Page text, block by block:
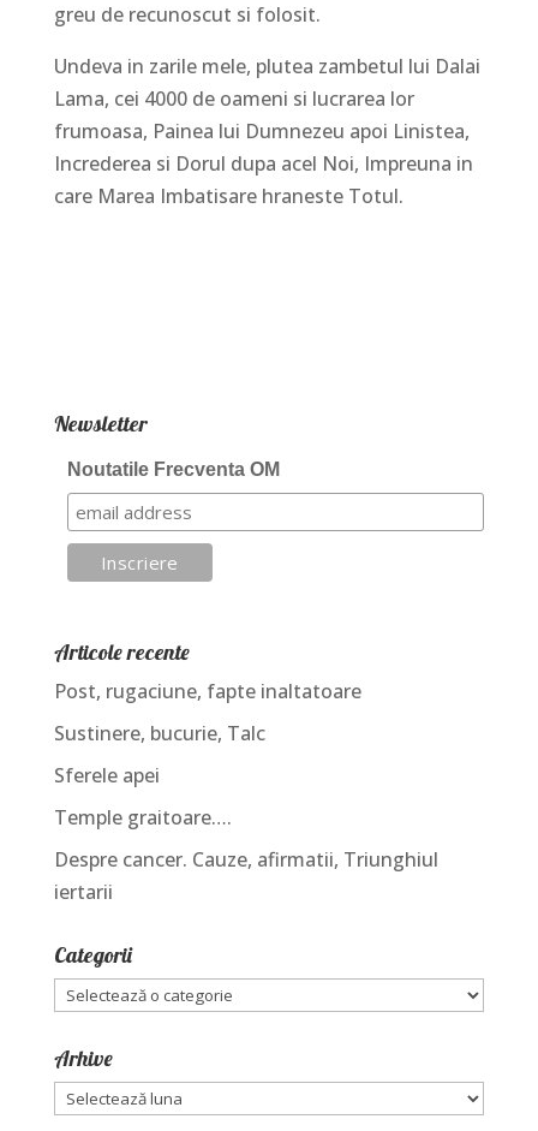
greu de recunoscut si folosit.
Undeva in zarile mele, plutea zambetul lui Dalai
Lama, cei 4000 de oameni si lucrarea lor
frumoasa, Painea lui Dumnezeu apoi Linistea,
Increderea si Dorul dupa acel Noi, Impreuna in
care Marea Imbatisare hraneste Totul.
Newsletter
Noutatile Frecventa OM
Articole recente
Post, rugaciune, fapte inaltatoare
Sustinere, bucurie, Talc
Sferele apei
Temple graitoare….
Despre cancer. Cauze, afirmatii, Triunghiul
iertarii
Categorii
Categorii
Arhive
Arhive